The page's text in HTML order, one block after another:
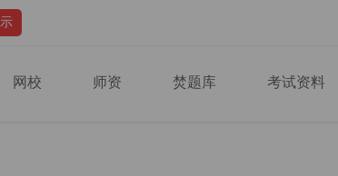
网校 师资 焚题库 考试资料